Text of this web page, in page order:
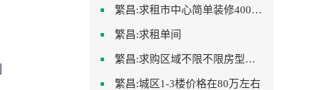
繁昌:求租市中心简单装修400-500
繁昌:求租单间
繁昌:求购区域不限不限房型不限两室一厅简单装修
繁昌:城区1-3楼价格在80万左右